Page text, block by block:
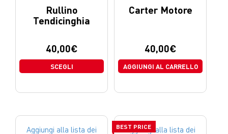
Rullino
Tendicinghia
40,00€
SCEGLI
Carter Motore
40,00€
AGGIUNGI AL CARRELLO
Aggiungi alla lista dei
Aggiungi alla lista dei
BEST PRICE